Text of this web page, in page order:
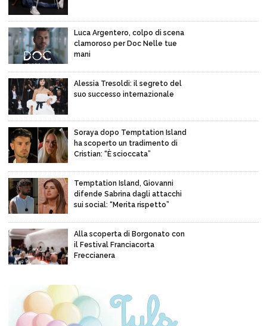
Luca Argentero, colpo di scena
clamoroso per Doc Nelle tue
mani
Alessia Tresoldi: il segreto del
suo successo internazionale
Soraya dopo Temptation Island
ha scoperto un tradimento di
Cristian: “È scioccata”
Temptation Island, Giovanni
difende Sabrina dagli attacchi
sui social: “Merita rispetto”
Alla scoperta di Borgonato con
il Festival Franciacorta
Freccianera